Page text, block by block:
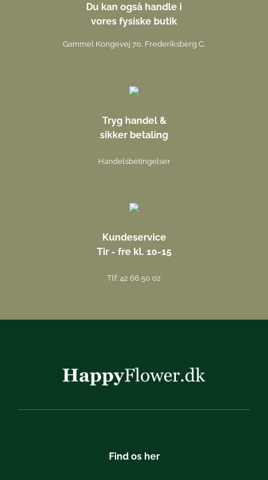
Du kan også handle i
vores fysiske butik
Gammel Kongevej 70, Frederiksberg C.
Tryg handel &
sikker betaling
Handelsbetingelser
Kundeservice
Tir - fre kl. 10-15
Tlf: 42 66 50 02
Find os her